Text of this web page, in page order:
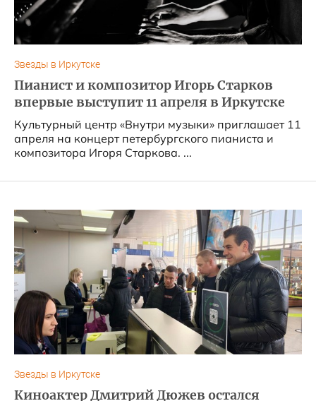
Звезды в Иркутске
Пианист и композитор Игорь Старков
впервые выступит 11 апреля в Иркутске
Культурный центр «Внутри музыки» приглашает 11
апреля на концерт петербургского пианиста и
композитора Игоря Старкова. ...
Звезды в Иркутске
Киноактер Дмитрий Дюжев остался